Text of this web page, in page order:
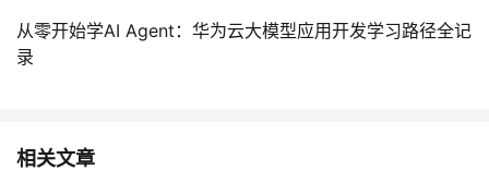
从零开始学AI Agent：华为云大模型应用开发学习路径全记
录
相关文章